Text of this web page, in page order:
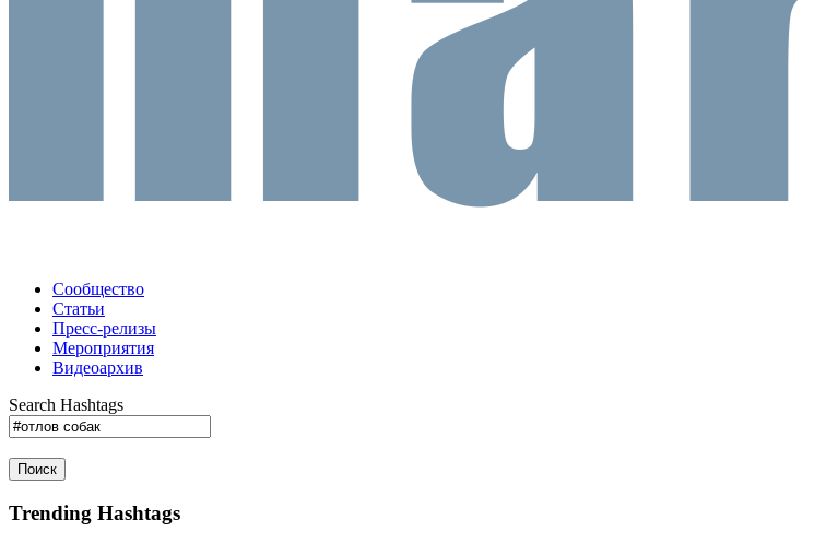
Сообщество
Статьи
Пресс-релизы
Мероприятия
Видеоархив
Search Hashtags
Поиск
Trending Hashtags